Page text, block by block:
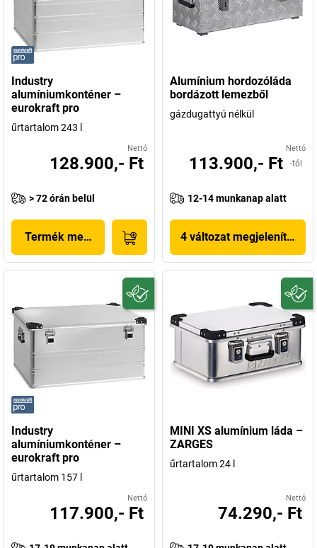
Industry
alumíniumkonténer –
eurokraft pro
űrtartalom 243 l
Nettó
128.900,- Ft
> 72 órán belül
Termék megjelenítése
Alumínium hordozóláda
bordázott lemezből
gázdugattyú nélkül
Nettó
113.900,- Ft -tól
12-14 munkanap alatt
4 változat megjelenítése
Industry
alumíniumkonténer –
eurokraft pro
űrtartalom 157 l
Nettó
117.900,- Ft
MINI XS alumínium láda –
ZARGES
űrtartalom 24 l
Nettó
74.290,- Ft